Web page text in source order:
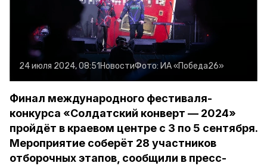
24 июля 2024, 08:51 НовостиФото: ИА «Победа26»
Финал международного фестиваля-
конкурса «Солдатский конверт — 2024»
пройдëт в краевом центре с 3 по 5 сентября.
Мероприятие соберёт 28 участников
отборочных этапов, сообщили в пресс-